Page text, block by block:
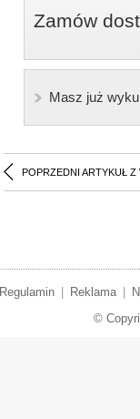
Zamów
Masz już
POPRZEDNI ARTYKUŁ Z
Regulamin Reklama
©